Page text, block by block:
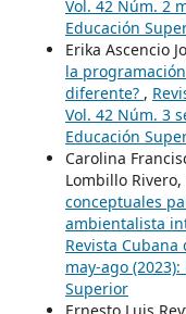
Vol. 42 Núm. 2
Educación
Erika Ascencio
la
diferente? ,
Vol. 42 Núm. 3
Educación
Carolina
Lombillo
conceptuales
ambientalista
Revista
may-ago
Superior
Ernesto Luis